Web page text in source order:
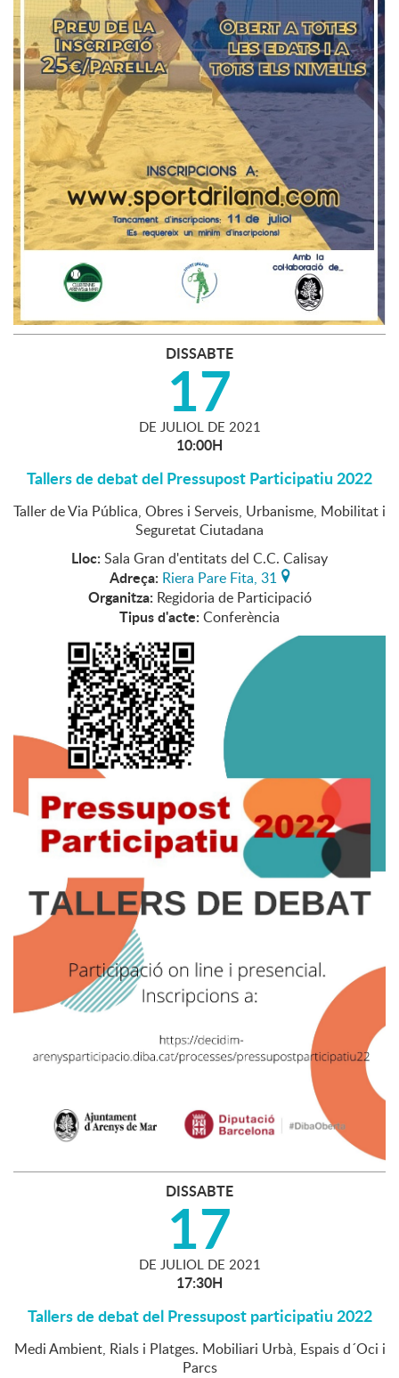
DISSABTE
17
DE JULIOL DE 2021
10:00H
Tallers de debat del Pressupost Participatiu 2022
Taller de Via Pública, Obres i Serveis, Urbanisme, Mobilitat i
Seguretat Ciutadana
Lloc: Sala Gran d'entitats del C.C. Calisay
Adreça: Riera Pare Fita, 31
Organitza: Regidoria de Participació
Tipus d'acte: Conferència
DISSABTE
17
DE JULIOL DE 2021
17:30H
Tallers de debat del Pressupost participatiu 2022
Medi Ambient, Rials i Platges. Mobiliari Urbà, Espais d´Oci i
Parcs